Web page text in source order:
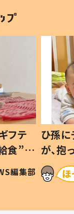
フテ
食”を
の親
編集部
ひ孫
が、
「涙が
い」